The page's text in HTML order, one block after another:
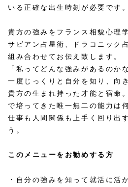
いる正確な出生時刻が必要です。
貴方の強みをフランス相貌心理
サビアン占星術、ドラコニック
組み合わせてお伝え致します。
「私ってどんな強みがあるのか
一度じっくりと自分を知り、向
貴方の生まれ持った才能と宿命
で培ってきた唯一無二の能力は
仕事も人間関係も上手く回り出
う。
このメニューをお勧めする方
・自分の強みを知って就活に活